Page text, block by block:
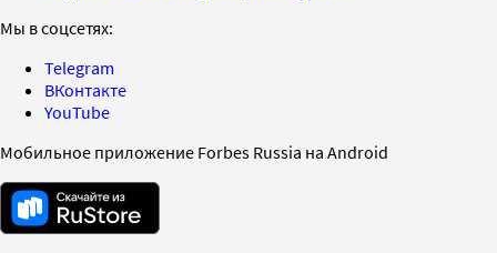
Мы в соцсетях:
Telegram
ВКонтакте
YouTube
Мобильное приложение Forbes Russia на Android